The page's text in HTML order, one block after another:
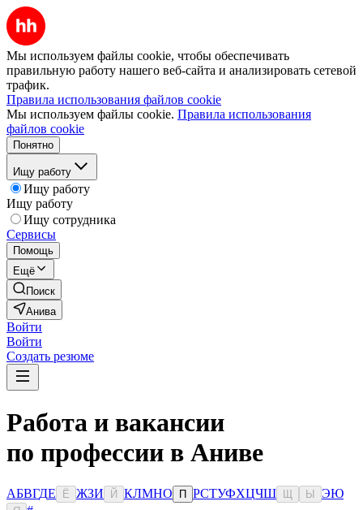
Мы используем файлы cookie, чтобы обеспечивать
правильную работу нашего веб-сайта и анализировать сетевой
трафик.
Правила использования файлов cookie
Мы используем файлы cookie. Правила использования
файлов cookie
Понятно
Ищу работу
Ищу работу
Ищу работу
Ищу сотрудника
Сервисы
Помощь
Ещё
Поиск
Анива
Войти
Войти
Создать резюме
Работа и вакансии
по профессии в Аниве
АБВГДЕ Ё ЖЗИ Й КЛМНО П РСТУФХЦЧШ Ы ЭЮ